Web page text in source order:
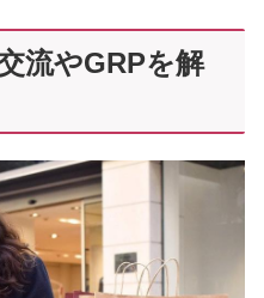
流やGRPを解